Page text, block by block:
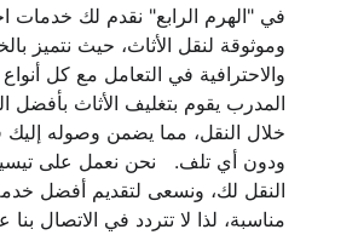
في "الهرم الرابع" نقدم لك خدمات
وموثوقة لنقل الأثاث، حيث نتميز
والاحترافية في التعامل مع كل أنواع
المدرب يقوم بتغليف الأثاث بأفضل
خلال النقل، مما يضمن وصوله
ودون أي تلف.   نحن نعمل على
النقل لك، ونسعى لتقديم أفضل
مناسبة، لذا لا تتردد في الاتصال بنا